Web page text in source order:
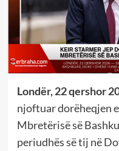
Londër, 22 qershor
njoftuar dorëheqjen
Mbretërisë së
periudhës së tij në